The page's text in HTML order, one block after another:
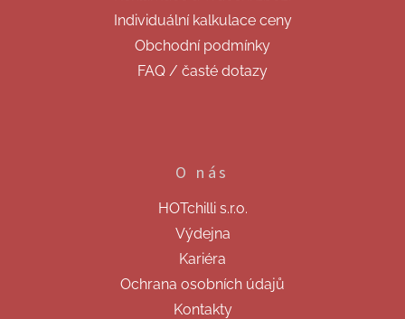
Individuální kalkulace ceny
Obchodní podmínky
FAQ / časté dotazy
O nás
HOTchilli s.r.o.
Výdejna
Kariéra
Ochrana osobních údajů
Kontakty